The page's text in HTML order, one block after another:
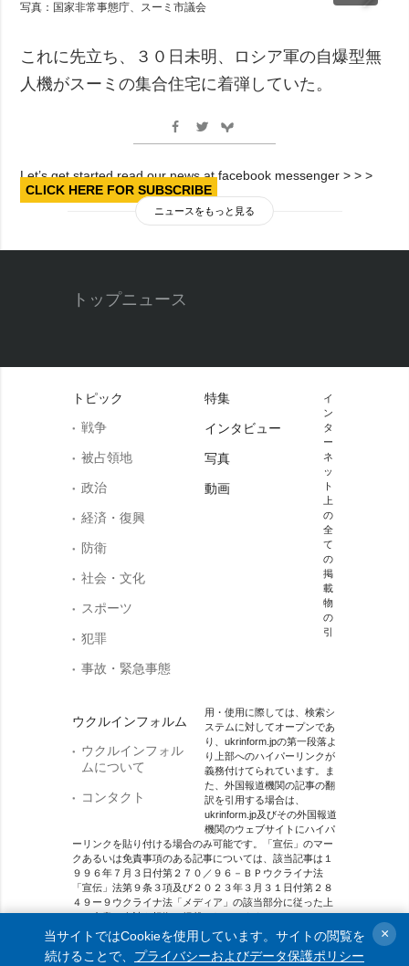
写真：国家非常事態庁、スーミ市議会
これに先立ち、３０日未明、ロシア軍の自爆型無
人機がスーミの集合住宅に着弾していた。
Let’s get started read our news at facebook messenger > > >
CLICK HERE FOR SUBSCRIBE
ニュースをもっと見る
トップニュース
トピック
戦争
被占領地
政治
経済・復興
防衛
社会・文化
スポーツ
犯罪
事故・緊急事態
ウクルインフォルム
ウクルインフォル
ムについて
コンタクト
特集
インタビュー
写真
動画
イ
ン
タ
ー
ネ
ッ
ト
上
の
全
て
の
掲
載
物
の
引
用・使用に際しては、検索シ
ステムに対してオープンであ
り、ukrinform.jpの第一段落よ
り上部へのハイパーリンクが
義務付けてられています。ま
た、外国報道機関の記事の翻
訳を引用する場合は、
ukrinform.jp及びその外国報道
機関のウェブサイトにハイパ
ーリンクを貼り付ける場合のみ可能です。「宣伝」のマー
クあるいは免責事項のある記事については、該当記事は１
９９６年７月３日付第２７０／９６－ＢＰウクライナ法
「宣伝」法第９条３項及び２０２３年３月３１日付第２８
４９ー９ウクライナ法「メディア」の該当部分に従った上
オンラインメディア主体 メディア識別番号：R40-01421.
当サイトではCookieを使用しています。サイトの閲覧を
続けることで、 プライバシーおよびデータ保護ポリシー
×